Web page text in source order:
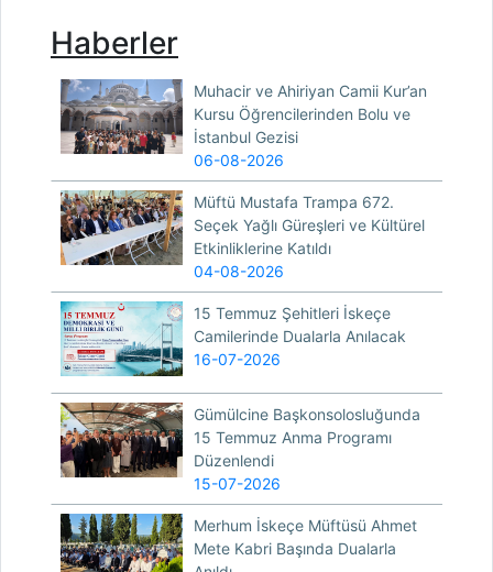
Haberler
Muhacir ve Ahiriyan Camii Kur’an
Kursu Öğrencilerinden Bolu ve
İstanbul Gezisi
06-08-2026
Müftü Mustafa Trampa 672.
Seçek Yağlı Güreşleri ve Kültürel
Etkinliklerine Katıldı
04-08-2026
15 Temmuz Şehitleri İskeçe
Camilerinde Dualarla Anılacak
16-07-2026
Gümülcine Başkonsolosluğunda
15 Temmuz Anma Programı
Düzenlendi
15-07-2026
Merhum İskeçe Müftüsü Ahmet
Mete Kabri Başında Dualarla